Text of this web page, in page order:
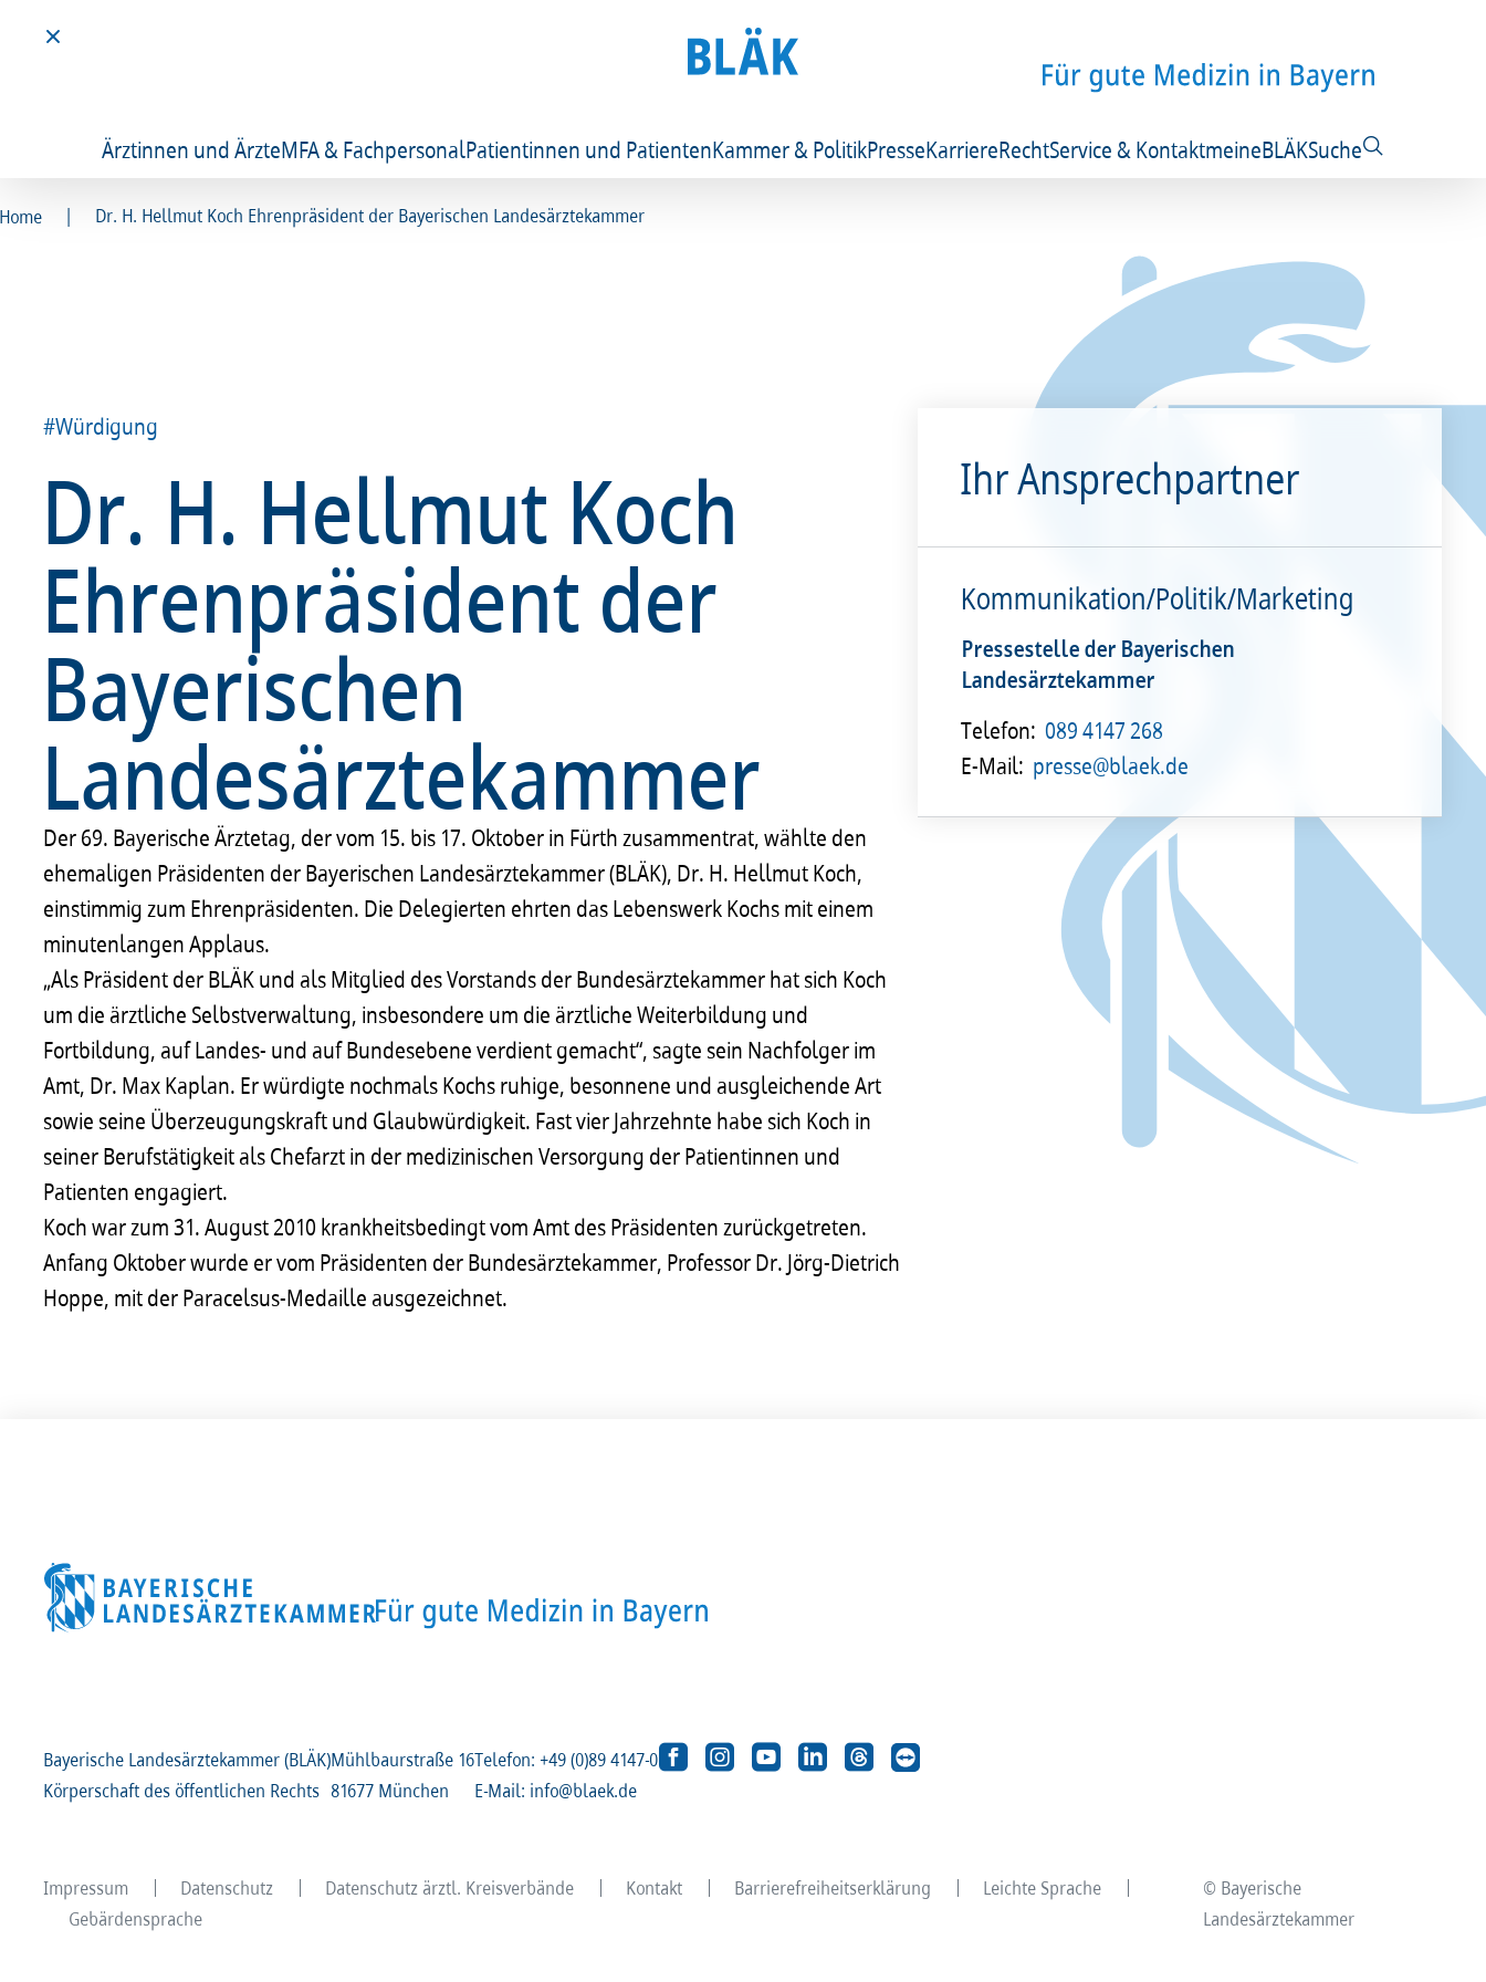
Ärztinnen und ÄrzteMFA & FachpersonalPatientinnen und PatientenKammer & PolitikPresseKarriereRechtService & KontaktmeineBLÄKSuche
Home | Dr. H. Hellmut Koch Ehrenpräsident der Bayerischen Landesärztekammer
#Würdigung
Dr. H. Hellmut Koch
Ehrenpräsident der
Bayerischen
Landesärztekammer
Der 69. Bayerische Ärztetag, der vom 15. bis 17. Oktober in Fürth zusammentrat, wählte den
ehemaligen Präsidenten der Bayerischen Landesärztekammer (BLÄK), Dr. H. Hellmut Koch,
einstimmig zum Ehrenpräsidenten. Die Delegierten ehrten das Lebenswerk Kochs mit einem
minutenlangen Applaus.
„Als Präsident der BLÄK und als Mitglied des Vorstands der Bundesärztekammer hat sich Koch
um die ärztliche Selbstverwaltung, insbesondere um die ärztliche Weiterbildung und
Fortbildung, auf Landes- und auf Bundesebene verdient gemacht“, sagte sein Nachfolger im
Amt, Dr. Max Kaplan. Er würdigte nochmals Kochs ruhige, besonnene und ausgleichende Art
sowie seine Überzeugungskraft und Glaubwürdigkeit. Fast vier Jahrzehnte habe sich Koch in
seiner Berufstätigkeit als Chefarzt in der medizinischen Versorgung der Patientinnen und
Patienten engagiert.
Koch war zum 31. August 2010 krankheitsbedingt vom Amt des Präsidenten zurückgetreten.
Anfang Oktober wurde er vom Präsidenten der Bundesärztekammer, Professor Dr. Jörg-Dietrich
Hoppe, mit der Paracelsus-Medaille ausgezeichnet.
Ihr Ansprechpartner
Kommunikation/Politik/Marketing
Pressestelle der Bayerischen
Landesärztekammer
Telefon: 089 4147 268
E-Mail: presse@blaek.de
Bayerische Landesärztekammer (BLÄK)
Körperschaft des öffentlichen Rechts
Mühlbaurstraße 16
81677 München
Telefon: +49 (0)89 4147-0
E-Mail: info@blaek.de
Impressum Datenschutz Datenschutz ärztl. Kreisverbände Kontakt Barrierefreiheitserklärung
Leichte Sprache
Gebärdensprache
© Bayerische
Landesärztekammer